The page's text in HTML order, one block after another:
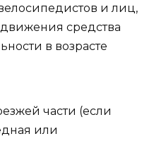
и лиц,
средства
в возрасте
части (если
или